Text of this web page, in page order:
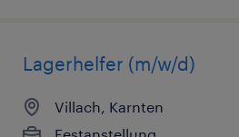
Lagerhelfer (m/w/d)
Villach, Karnten